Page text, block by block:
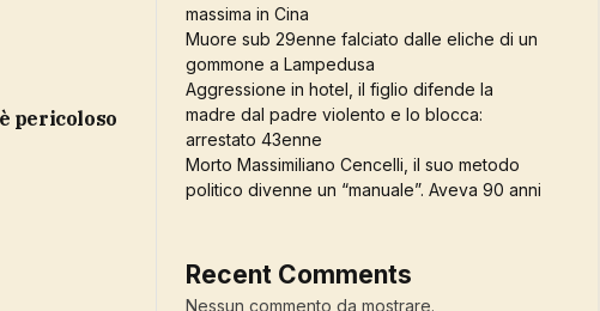
pericoloso
massima in Cina
Muore sub 29enne falciato dalle eliche di un
gommone a Lampedusa
Aggressione in hotel, il figlio difende la
madre dal padre violento e lo blocca:
arrestato 43enne
Morto Massimiliano Cencelli, il suo metodo
politico divenne un “manuale”. Aveva 90 anni
Recent Comments
Nessun commento da mostrare.